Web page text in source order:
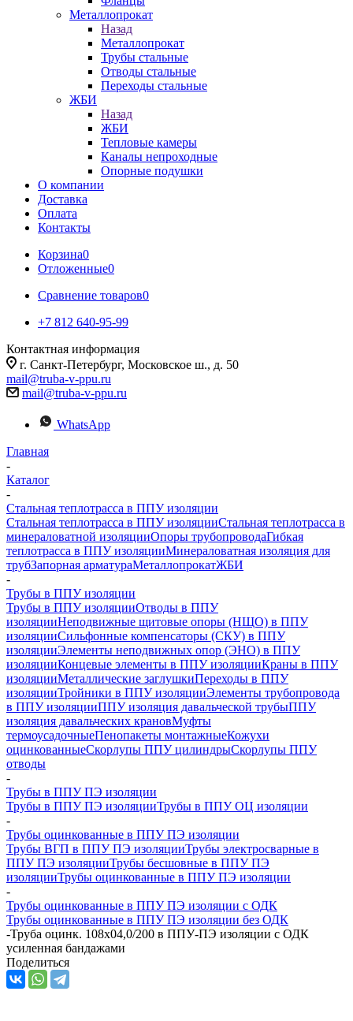
Металлопрокат
Назад
Металлопрокат
Трубы стальные
Отводы стальные
Переходы стальные
ЖБИ
Назад
ЖБИ
Тепловые камеры
Каналы непроходные
Опорные подушки
О компании
Доставка
Оплата
Контакты
Корзина0
Отложенные0
Сравнение товаров0
+7 812 640-95-99
Контактная информация
г. Санкт-Петербург, Московское ш., д. 50
mail@truba-v-ppu.ru
mail@truba-v-ppu.ru
WhatsApp
Главная
-
Каталог
-
Стальная теплотрасса в ППУ изоляции
Стальная теплотрасса в ППУ изоляцииСтальная теплотрасса в
минераловатной изоляцииОпоры трубопроводаГибкая
теплотрасса в ППУ изоляцииМинераловатная изоляция для
трубЗапорная арматураМеталлопрокатЖБИ
-
Трубы в ППУ изоляции
Трубы в ППУ изоляцииОтводы в ППУ
изоляцииНеподвижные щитовые опоры (НЩО) в ППУ
изоляцииCильфонные компенсаторы (СКУ) в ППУ
изоляцииЭлементы неподвижных опор (ЭНО) в ППУ
изоляцииКонцевые элементы в ППУ изоляцииКраны в ППУ
изоляцииМеталлические заглушкиПереходы в ППУ
изоляцииТройники в ППУ изоляцииЭлементы трубопровода
в ППУ изоляцииППУ изоляция давальческой трубыППУ
изоляция давальческих крановМуфты
термоусадочныеПенопакеты монтажныеКожухи
оцинкованныеСкорлупы ППУ цилиндрыСкорлупы ППУ
отводы
-
Трубы в ППУ ПЭ изоляции
Трубы в ППУ ПЭ изоляцииТрубы в ППУ ОЦ изоляции
-
Трубы оцинкованные в ППУ ПЭ изоляции
Трубы ВГП в ППУ ПЭ изоляцииТрубы электросварные в
ППУ ПЭ изоляцииТрубы бесшовные в ППУ ПЭ
изоляцииТрубы оцинкованные в ППУ ПЭ изоляции
-
Трубы оцинкованные в ППУ ПЭ изоляции с ОДК
Трубы оцинкованные в ППУ ПЭ изоляции без ОДК
-Труба оцинк. 108х04,0/200 в ППУ-ПЭ изоляции с ОДК
усиленная бандажами
Поделиться